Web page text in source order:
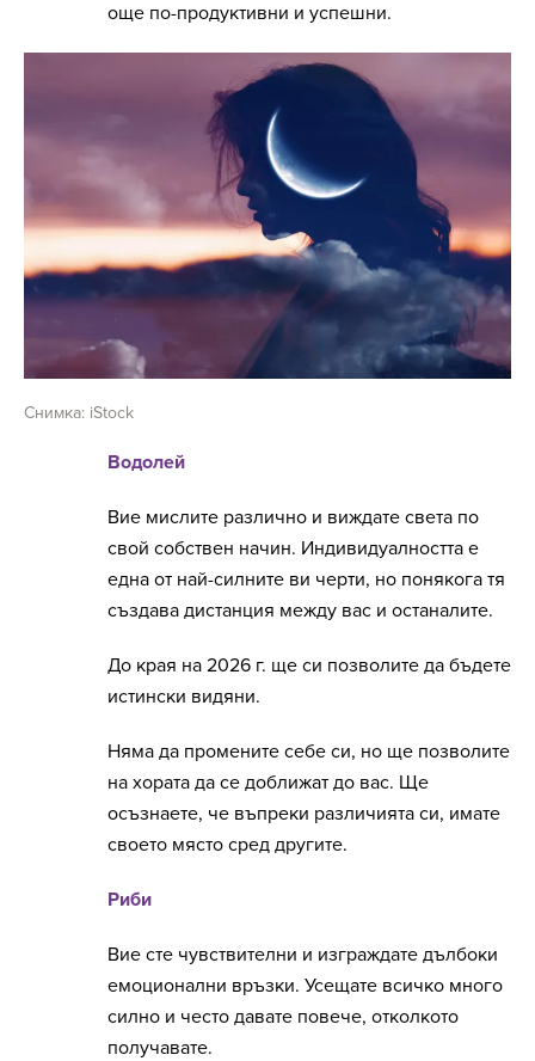
още по-продуктивни и успешни.
Снимка: iStock
Водолей
Вие мислите различно и виждате света по
свой собствен начин. Индивидуалността е
една от най-силните ви черти, но понякога тя
създава дистанция между вас и останалите.
До края на 2026 г. ще си позволите да бъдете
истински видяни.
Няма да промените себе си, но ще позволите
на хората да се доближат до вас. Ще
осъзнаете, че въпреки различията си, имате
своето място сред другите.
Риби
Вие сте чувствителни и изграждате дълбоки
емоционални връзки. Усещате всичко много
силно и често давате повече, отколкото
получавате.